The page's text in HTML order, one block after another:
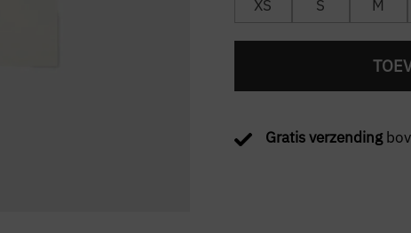
XS S M
Gratis verzending